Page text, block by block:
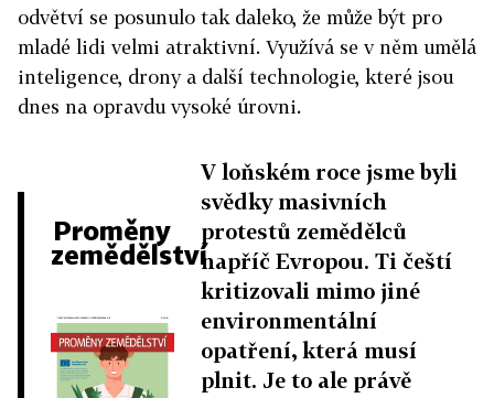
odvětví se posunulo tak daleko, že může být pro
mladé lidi velmi atraktivní. Využívá se v něm umělá
inteligence, drony a další technologie, které jsou
dnes na opravdu vysoké úrovni.
Proměny
zemědělství
V loňském roce jsme byli
svědky masivních
protestů zemědělců
napříč Evropou. Ti čeští
kritizovali mimo jiné
environmentální
opatření, která musí
plnit. Je to ale právě